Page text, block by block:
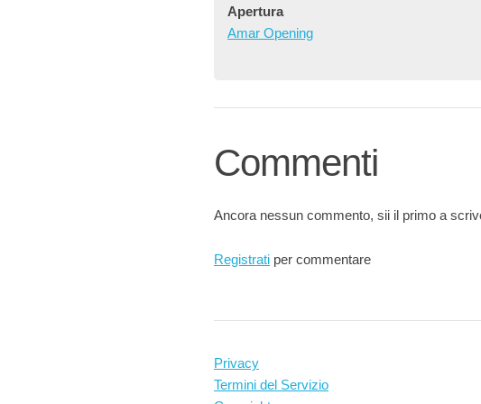
Apertura
Amar Opening
Commenti
Ancora nessun commento, sii il primo a
Registrati per commentare
Privacy
Termini del Servizio